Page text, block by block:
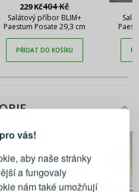
vás!
aby naše stránky
a fungovaly
nám také umožňují
229 Kč404 Kč
Salátový příbor BLIM+
Paestum Posate 29,3 cm
PŘIDAT DO KOŠÍKU
svému účtu